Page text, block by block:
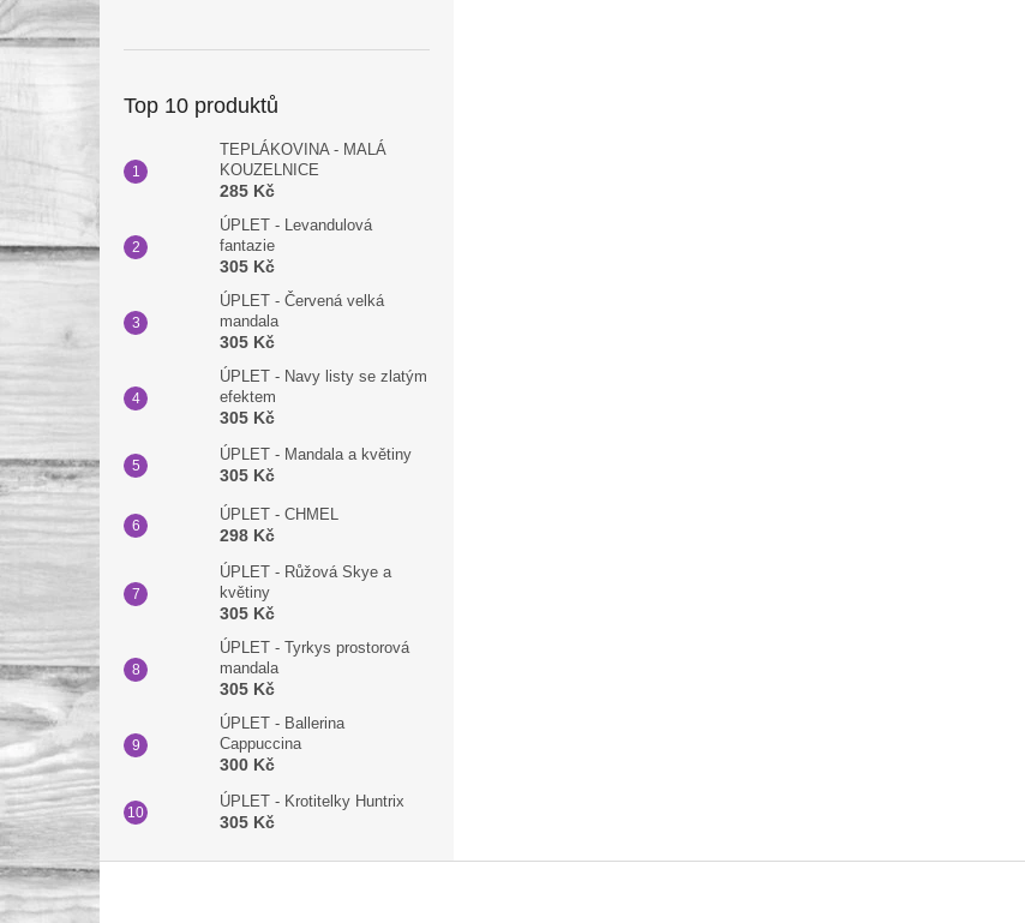
Top 10 produktů
TEPLÁKOVINA - MALÁ
KOUZELNICE
285 Kč
ÚPLET - Levandulová
fantazie
305 Kč
ÚPLET - Červená velká
mandala
305 Kč
ÚPLET - Navy listy se zlatým
efektem
305 Kč
ÚPLET - Mandala a květiny
305 Kč
ÚPLET - CHMEL
298 Kč
ÚPLET - Růžová Skye a
květiny
305 Kč
ÚPLET - Tyrkys prostorová
mandala
305 Kč
ÚPLET - Ballerina
Cappuccina
300 Kč
ÚPLET - Krotitelky Huntrix
305 Kč
Z
á